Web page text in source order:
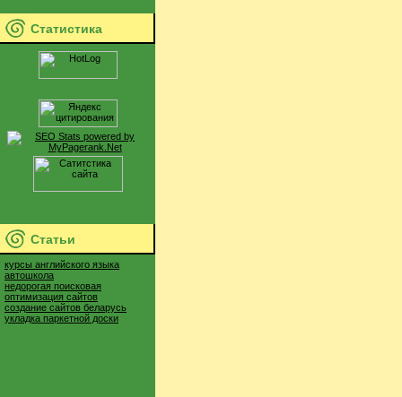
Статистика
Статьи
курсы английского языка
автошкола
недорогая поисковая
оптимизация сайтов
создание сайтов беларусь
укладка паркетной доски